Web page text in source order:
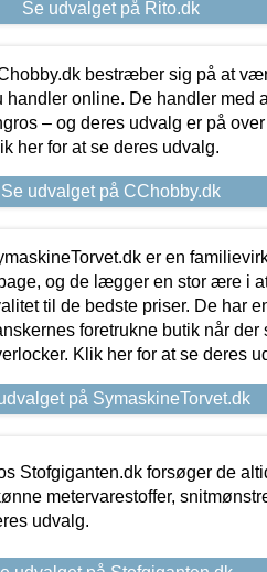
Se udvalget på Rito.dk
bestræber sig på at
handler online. De handler med
– og deres udvalg er på
her for at se deres udvalg.
Se udvalget på CChobby.dk
er en
og de lægger en stor ære i
til de bedste priser. De har
foretrukne butik når
Klik her for at se deres
på SymaskineTorvet.dk
Stofgiganten.dk forsøger de
metervarestoffer,
udvalg.